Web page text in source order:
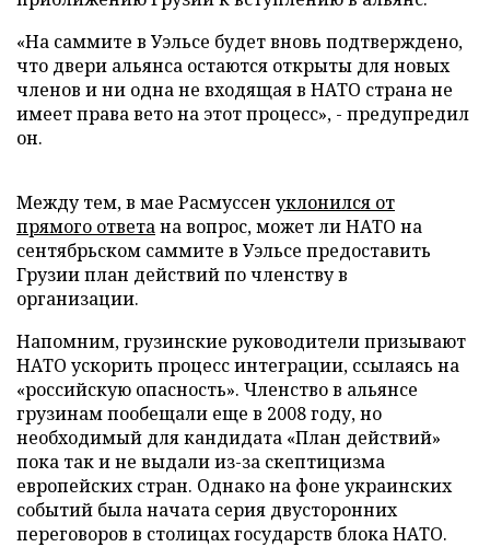
«На саммите в Уэльсе будет вновь подтверждено,
что двери альянса остаются открыты для новых
членов и ни одна не входящая в НАТО страна не
имеет права вето на этот процесс», - предупредил
он.
Между тем, в мае Расмуссен уклонился от
прямого ответана вопрос, может ли НАТО на
сентябрьском саммите в Уэльсе предоставить
Грузии план действий по членству в
организации.
Напомним, грузинские руководители призывают
НАТО ускорить процесс интеграции, ссылаясь на
«российскую опасность». Членство в альянсе
грузинам пообещали еще в 2008 году, но
необходимый для кандидата «План действий»
пока так и не выдали из-за скептицизма
европейских стран. Однако на фоне украинских
событий была начата серия двусторонних
переговоров в столицах государств блока НАТО.